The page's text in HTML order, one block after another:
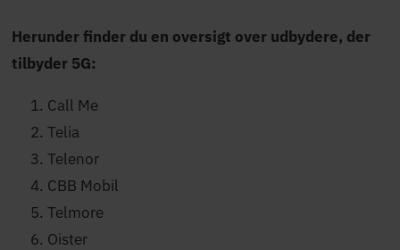
Herunder finder du en oversigt over udbydere, der
tilbyder 5G:
Call Me
Telia
Telenor
CBB Mobil
Telmore
Oister